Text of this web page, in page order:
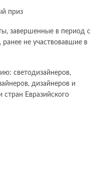
приз
завершенные в период с
не участвовавшие в
светодизайнеров,
дизайнеров и
стран Евразийского